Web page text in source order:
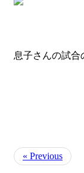
息子さんの試合
« Previous